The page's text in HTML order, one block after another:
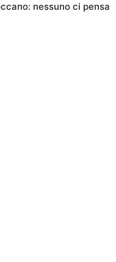
nessuno ci pensa